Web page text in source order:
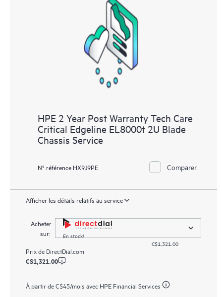
les différents produits installés dans leur environnement et en
comprenant comment ces produits interagissent ensemble. Les
nouveaux outils en libre-service permettent aux Clients
d’effectuer certaines activités sans avoir à ouvrir un incident de
support, tout en fournissant un portail de ressources de
connaissances dûment sélectionnées. Le service HPE Tech Care
donne accès à des ressources HPE qui favoriseront l’excellence
HPE 2 Year Post Warranty Tech Care
Critical Edgeline EL8000t 2U Blade
Chassis Service
N° référence HX9J9PE Comparer
Afficher les détails relatifs au service
Acheter
sur:
En stock!
C$1,321.00
Prix de DirectDial.com
C$1,321.00
À partir deC$45/mois avec HPE Financial Services